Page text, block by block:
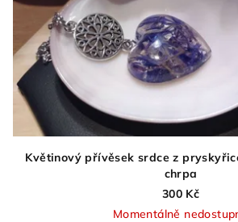
Květinový přívěsek srdce z
chrpa
300 Kč
Momentálně